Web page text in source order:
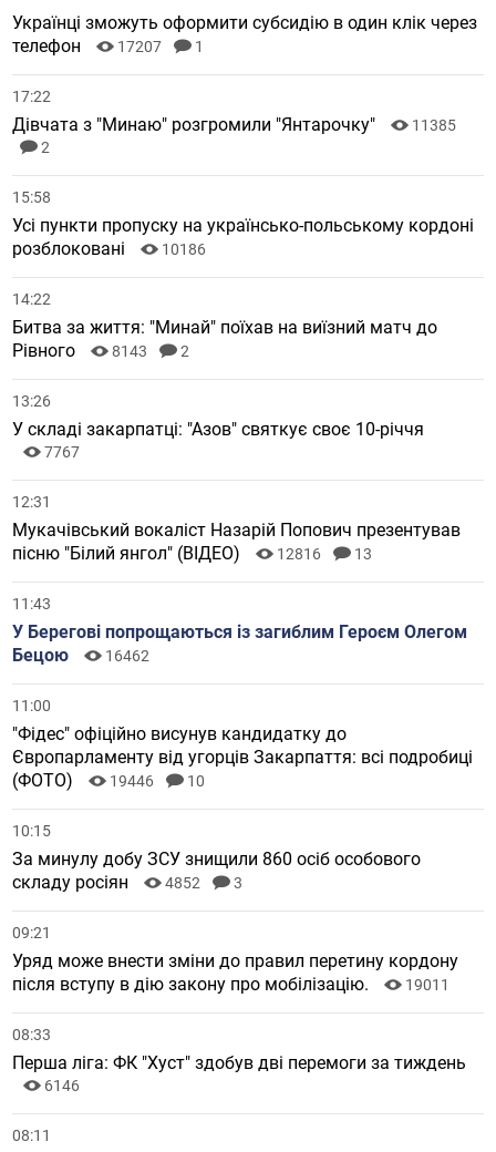
Українці зможуть оформити субсидію в один клік через
телефон
17207 1
17:22
Дівчата з "Минаю" розгромили "Янтарочку"
11385
2
15:58
Усі пункти пропуску на українсько-польському кордоні
розблоковані
10186
14:22
Битва за життя: "Минай" поїхав на виїзний матч до
Рівного
8143 2
13:26
У складі закарпатці: "Азов" святкує своє 10-річчя
7767
12:31
Мукачівський вокаліст Назарій Попович презентував
пісню "Білий янгол" (ВІДЕО)
12816 13
11:43
У Берегові попрощаються із загиблим Героєм Олегом
Бецою
16462
11:00
"Фідес" офіційно висунув кандидатку до
Європарламенту від угорців Закарпаття: всі подробиці
(ФОТО)
19446 10
10:15
За минулу добу ЗСУ знищили 860 осіб особового
складу росіян
4852 3
09:21
Уряд може внести зміни до правил перетину кордону
після вступу в дію закону про мобілізацію.
19011
08:33
Перша ліга: ФК "Хуст" здобув дві перемоги за тиждень
6146
08:11